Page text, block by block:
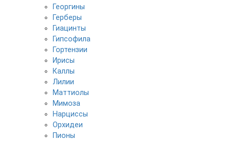
Георгины
Герберы
Гиацинты
Гипсофила
Гортензии
Ирисы
Каллы
Лилии
Маттиолы
Мимоза
Нарциссы
Орхидеи
Пионы